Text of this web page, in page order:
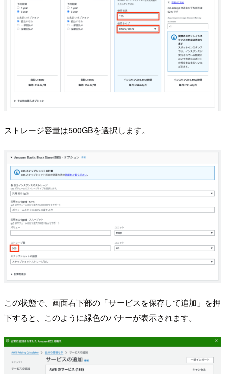
ストレージ容量は500GBを選択します。
この状態で、画面右下部の「サービスを保存して追加」を押
下すると、このように緑色のバナーが表示されます。